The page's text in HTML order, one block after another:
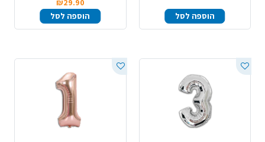
הוספה לסל
₪29.90
הוספה לסל